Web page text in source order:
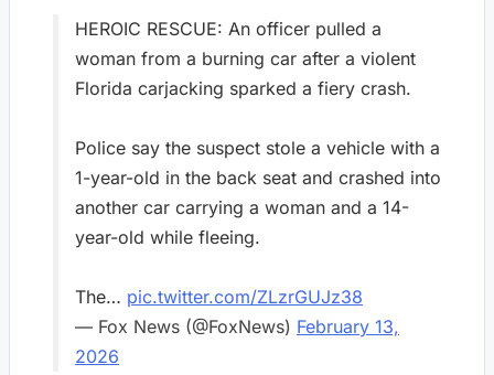
HEROIC RESCUE: An officer pulled a
woman from a burning car after a violent
Florida carjacking sparked a fiery crash.
Police say the suspect stole a vehicle with a
1-year-old in the back seat and crashed into
another car carrying a woman and a 14-
year-old while fleeing.
The… pic.twitter.com/ZLzrGUJz38
— Fox News (@FoxNews) February 13,
2026